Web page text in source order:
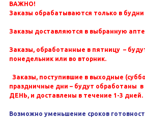
ВАЖНО!
Заказы обрабатываются только в будни
Заказы доставляются в выбранную
Заказы, обработанные в пятницу –
понедельник или во вторник.
Заказы, поступившие в выходные
праздничные дни – будут
ДЕНЬ, и доставлены в течение 1-3 дней.
Возможно уменьшение сроков